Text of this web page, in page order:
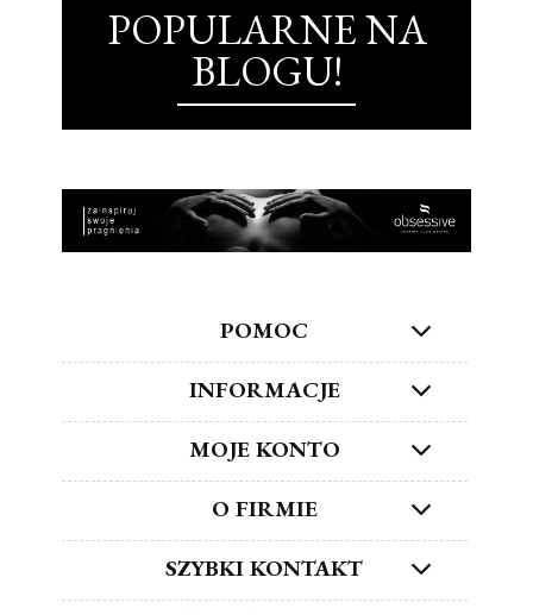
POPULARNE NA
BLOGU!
POMOC
INFORMACJE
MOJE KONTO
O FIRMIE
SZYBKI KONTAKT